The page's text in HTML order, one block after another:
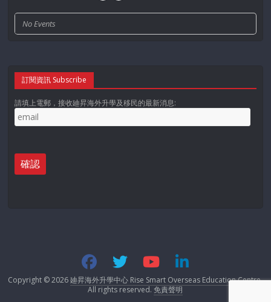
No Events
訂閱資訊 Subscribe
請填上電郵，接收廸昇海外升學及移民的最新消息:
Copyright © 2026廸昇海外升學中心 Rise Smart Overseas Education Centre.
All rights reserved.免責聲明